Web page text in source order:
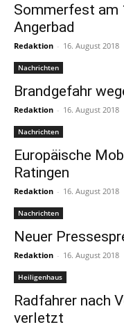
Sommerfest am
Angerbad
Redaktion - 16. August 2018
Nachrichten
Brandgefahr
Redaktion - 16. August 2018
Nachrichten
Europäische
Ratingen
Redaktion - 16. August 2018
Nachrichten
Neuer
Redaktion - 16. August 2018
Heiligenhaus
Radfahrer nach
verletzt